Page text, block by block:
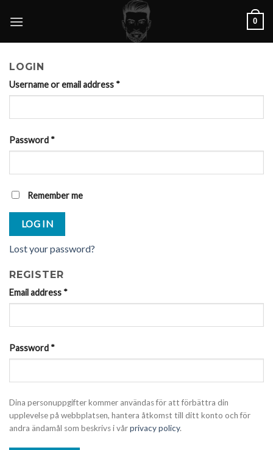
0
LOGIN
Username or email address *
Password *
Remember me
LOG IN
Lost your password?
REGISTER
Email address *
Password *
Dina personuppgifter kommer användas för att förbättra din
upplevelse på webbplatsen, hantera åtkomst till ditt konto och för
andra ändamål som beskrivs i vårprivacy policy.